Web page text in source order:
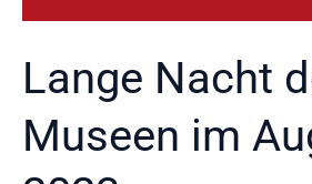
Lange Nacht
Museen im